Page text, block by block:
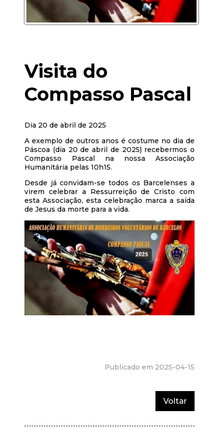
Visita do
Compasso Pascal
Dia 20 de abril de 2025
A exemplo de outros anos é costume no dia de
Páscoa (dia 20 de abril de 2025) recebermos o
Compasso Pascal na nossa Associação
Humanitária pelas 10h15.
Desde já convidam-se todos os Barcelenses a
virem celebrar a Ressurreição de Cristo com
esta Associação, esta celebração marca a saída
de Jesus da morte para a vida.
Publicado em 2025-04-15
Voltar